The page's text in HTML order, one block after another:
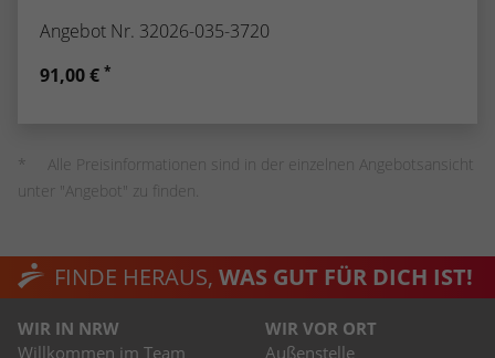
Angebot Nr. 32026-035-3720
91,00 € *
Alle Preisinformationen sind in der einzelnen Angebotsansicht
unter "Angebot" zu finden.
FINDE HERAUS, WAS GUT FÜR DICH IST!
WIR IN NRW
Willkommen im Team
WIR VOR ORT
Außenstelle